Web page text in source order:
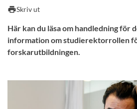
Kurser och program
printSkriv ut
Här kan du läsa om handledning för
information om studierektorrollen
forskarutbildningen.